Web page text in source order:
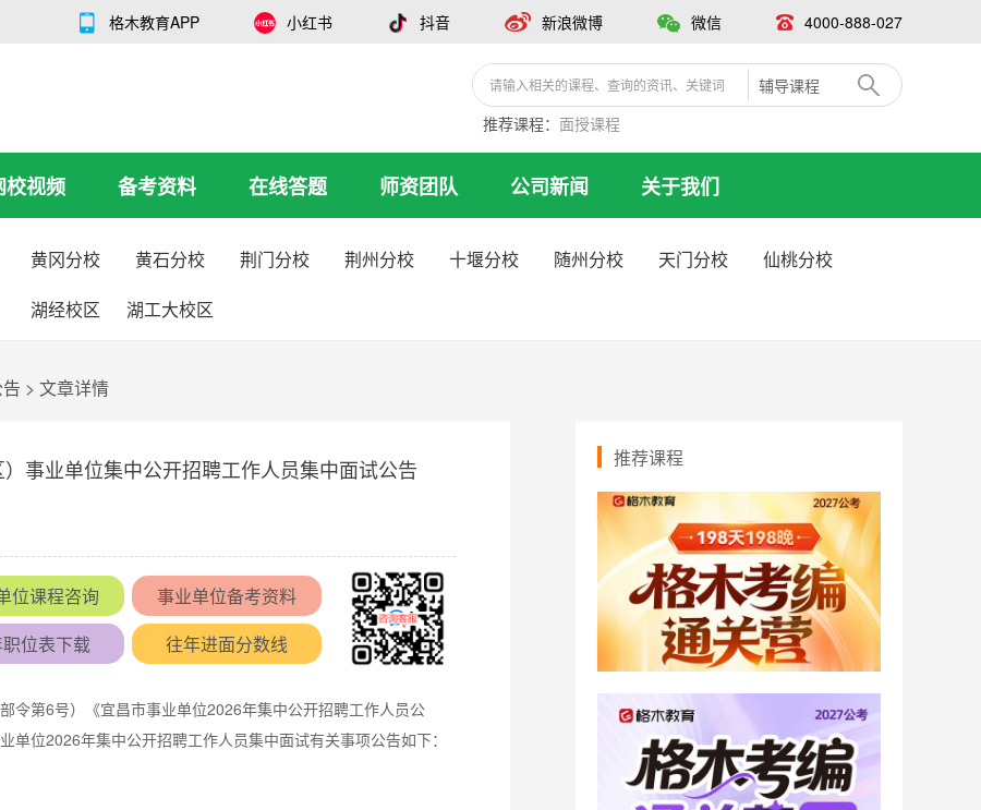
格木教育APP 小红书 抖音 新浪微博 微信 4000-888-027
辅导课程
推荐课程： 面授课程
校视频 备考资料 在线答题 师资团队 公司新闻 关于我们
黄冈分校 黄石分校 荆门分校 荆州分校 十堰分校 随州分校 天门分校
仙桃分校
湖经校区 湖工大校区
> 文章详情
事业单位集中公开招聘工作人员集中面试公告
位课程咨询
事业单位备考资料
位表下载
往年进面分数线
令第6号）《宜昌市事业单位2026年集中公开招聘工作人员公
位2026年集中公开招聘工作人员集中面试有关事项公告如下：
推荐课程